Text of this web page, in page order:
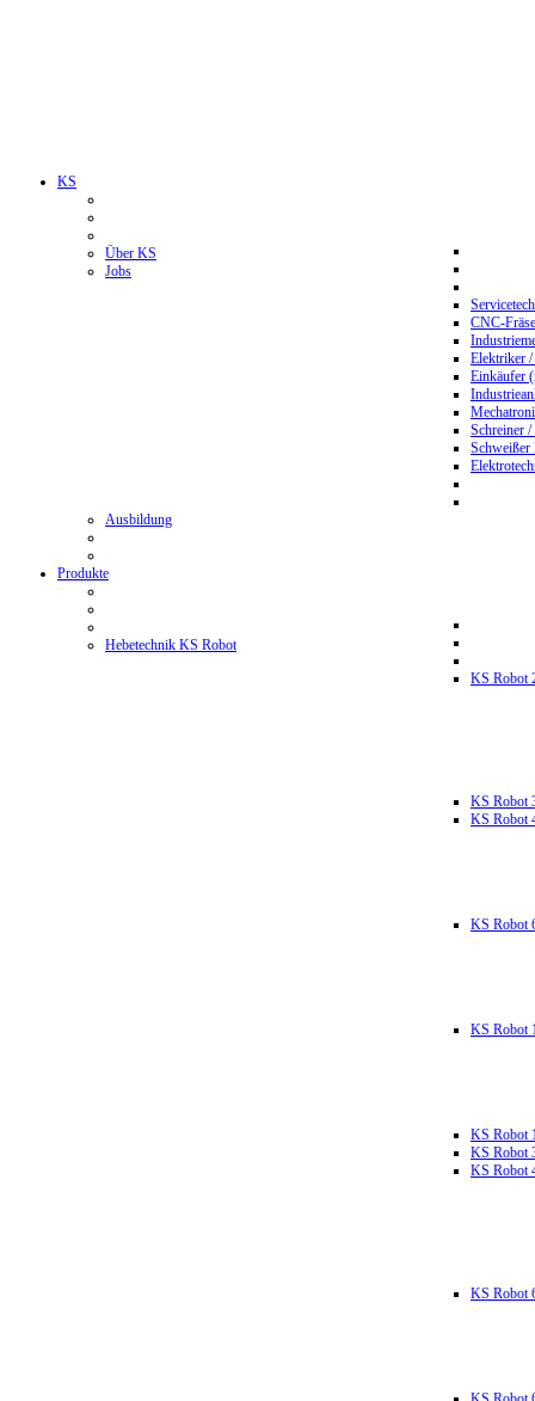
KS
Über KS
Jobs
CNC-
Elektriker
Einkäufer
Schreiner
Ausbildung
Produkte
Hebetechnik KS Robot
KS Robot
KS Robot
KS Robot
KS Robot
KS Robot
KS Robot
KS Robot
KS Robot
KS Robot